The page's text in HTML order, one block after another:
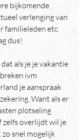
bijkomende
verlenging van
familieleden etc.
dus!
als je je vakantie
ivm
je aanspraak
Want als er
plotseling
zelfs overlijdt wil je
snel mogelijk